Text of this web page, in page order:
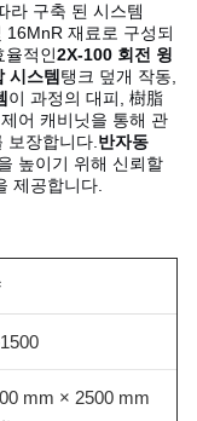
라 구축 된 시스템
16MnR 재료로 구성되
율적인2X-100 회전 윙
시스템 탱크 덮개 작동,
이 과정의 대피, 樹脂
어 캐비닛을 통해 관
장합니다. 반자동
높이기 위해 신뢰할
제공합니다.
mm × 2500 mm